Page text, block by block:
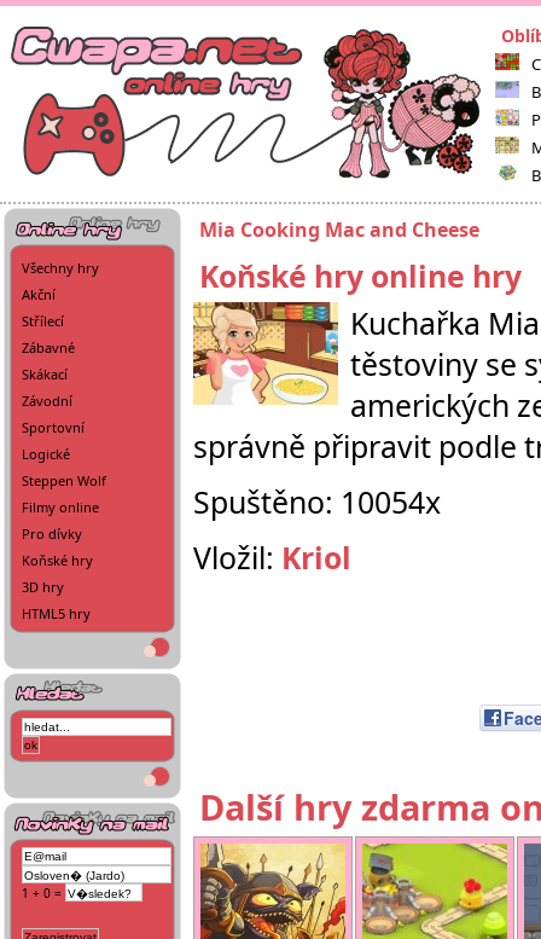
Všechny hry
Akční
Střílecí
Zábavné
Skákací
Závodní
Sportovní
Logické
Steppen Wolf
Filmy online
Pro dívky
Koňské hry
3D hry
HTML5 hry
1 + 0 =
Mia Cooking Mac and Cheese
Koňské hry online hry
Kuchařka
těstoviny se
amerických
správně připravit podle
Spuštěno: 10054x
Vložil: Kriol
Další hry zdarma